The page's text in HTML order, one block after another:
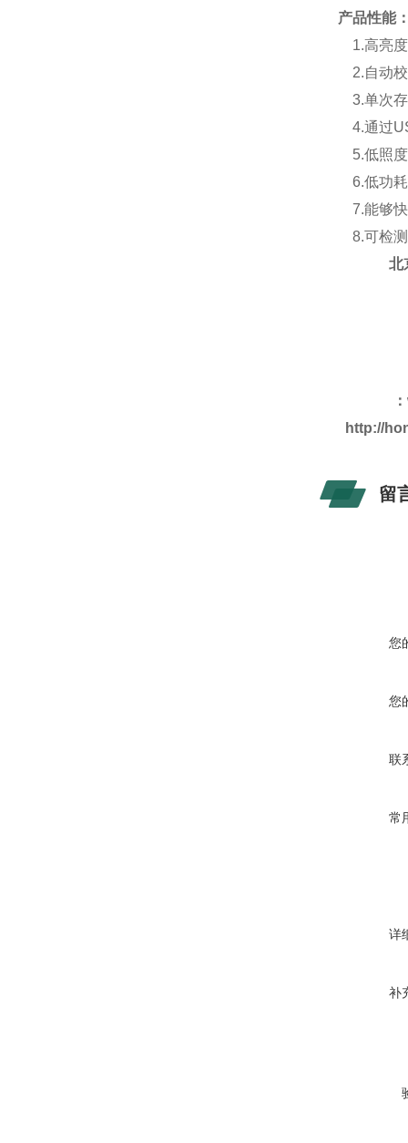
产品性能
1.高亮度
2.自动校
3.单次存
4.通过
5.低照度
6.低功耗
7.能够快
8.可检测
北
http://
留
您
您
联
常
详
补